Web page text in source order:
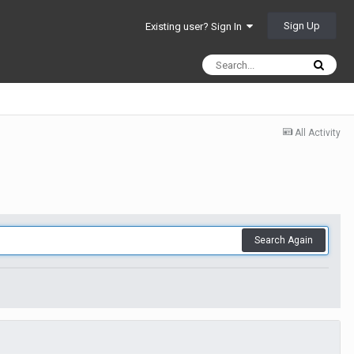
Existing user? Sign In Sign Up
All Activity
Search Again